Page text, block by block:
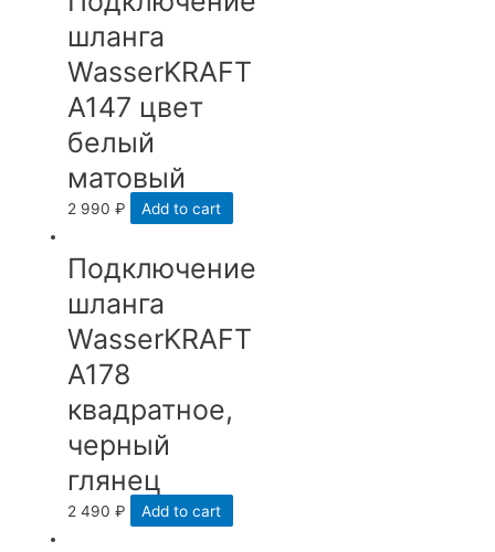
шланга
WasserKRAFT
A147 цвет
белый
матовый
2 990₽ Add to cart
Подключение
шланга
WasserKRAFT
A178
квадратное,
черный
глянец
2 490₽ Add to cart